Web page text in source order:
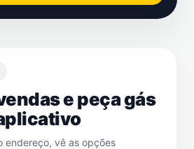
e peça gás
endereço, vê as opções